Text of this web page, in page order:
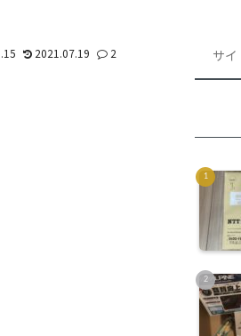
2021.07.19 2